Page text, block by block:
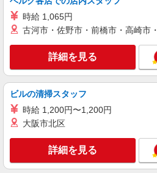
キープ
派遣社員
株式会社トラストグロース 北海道支社
保育園にて調理業務
【派遣時給】
北海道札幌市南
キープ
時給 1,065円
古河市・佐野市・前橋市・高崎市
詳細を見る
ビルの清掃スタッフ
時給 1,200円〜1,200円
大阪市北区
詳細を見る